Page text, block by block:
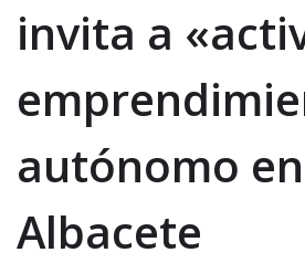
invita a
autónomo en
Albacete